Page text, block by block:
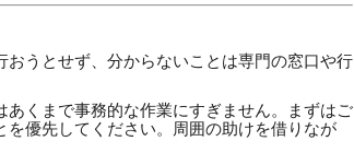
うとせず、分からないことは専門の窓口や行
くまで事務的な作業にすぎません。まずはご
優先してください。周囲の助けを借りなが